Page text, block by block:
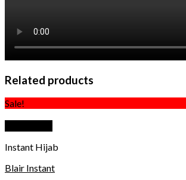
Related products
Sale!
Instant Hijab
Blair Instant